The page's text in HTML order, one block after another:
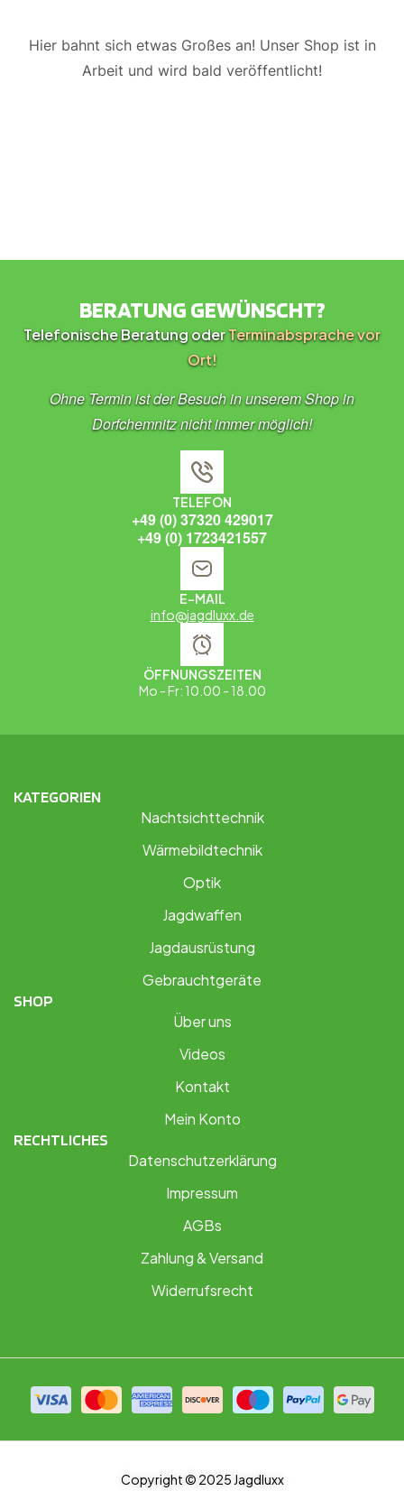
Hier bahnt sich etwas Großes an! Unser Shop ist in
Arbeit und wird bald veröffentlicht!
BERATUNG GEWÜNSCHT?
Telefonische Beratung oderTerminabsprache vor
Ort!
Ohne Termin ist der Besuch in unserem Shop in
Dorfchemnitz nicht immer möglich!
TELEFON
+49 (0) 37320 429017
+49 (0) 1723421557
E-MAIL
info@jagdluxx.de
ÖFFNUNGSZEITEN
Mo - Fr: 10.00 - 18.00
KATEGORIEN
Nachtsichttechnik
Wärmebildtechnik
Optik
Jagdwaffen
Jagdausrüstung
Gebrauchtgeräte
SHOP
Über uns
Videos
Kontakt
Mein Konto
RECHTLICHES
Datenschutzerklärung
Impressum
AGBs
Zahlung & Versand
Widerrufsrecht
Copyright © 2025 Jagdluxx